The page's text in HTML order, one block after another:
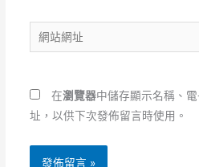
件
地
*
站
址
在瀏覽器中儲存顯示名稱、
址，以供下次發佈留言時使用。